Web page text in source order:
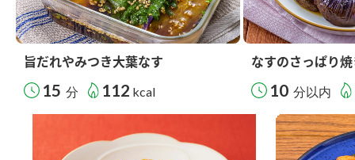
旨だれやみつき大葉なす
15 分 112 kcal
なすのさっぱり
10 分以内